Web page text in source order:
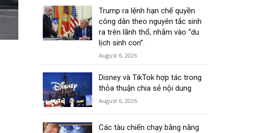
Trump ra lệnh hạn chế quyền
công dân theo nguyên tắc sinh
ra trên lãnh thổ, nhắm vào “du
lịch sinh con”.
August 6, 2026
Disney và TikTok hợp tác trong
thỏa thuận chia sẻ nội dung
August 6, 2026
Các tàu chiến chạy bằng năng